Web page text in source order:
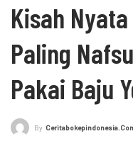
Kisah
Paling
Pakai Baju
By